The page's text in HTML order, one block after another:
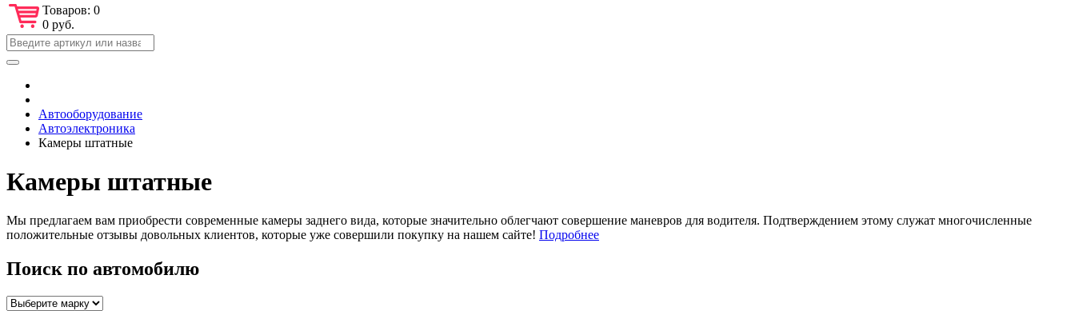
Товаров: 0
0 руб.
Автооборудование
Автоэлектроника
Камеры штатные
Камеры штатные
Мы предлагаем вам приобрести современные камеры заднего вида, которые значительно облегчают совершение маневров для водителя. Подтверждением этому служат многочисленные
положительные отзывы довольных клиентов, которые уже совершили покупку на нашем сайте! Подробнее
Поиск по автомобилю